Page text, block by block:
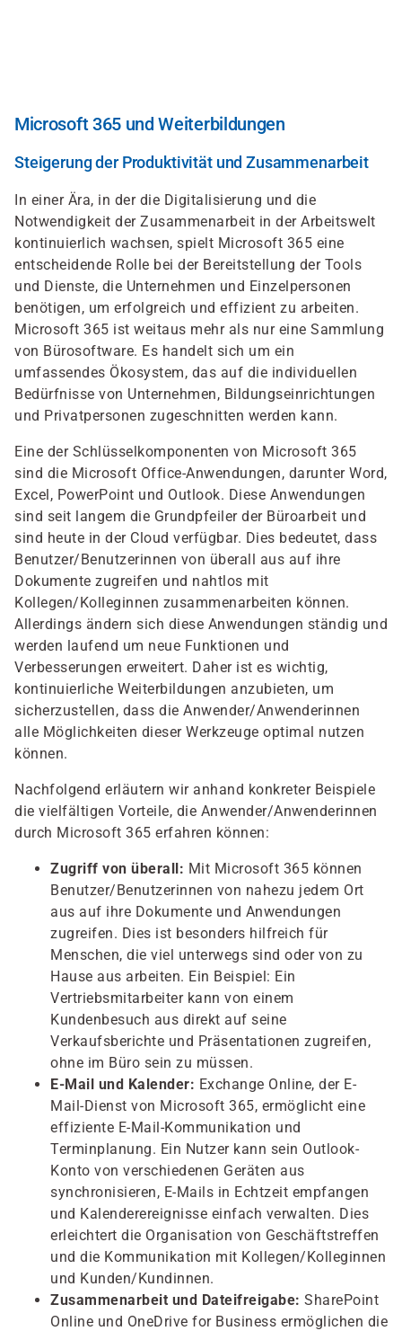
Microsoft 365 und Weiterbildungen
Steigerung der Produktivität und Zusammenarbeit
In einer Ära, in der die Digitalisierung und die
Notwendigkeit der Zusammenarbeit in der Arbeitswelt
kontinuierlich wachsen, spielt Microsoft 365 eine
entscheidende Rolle bei der Bereitstellung der Tools
und Dienste, die Unternehmen und Einzelpersonen
benötigen, um erfolgreich und effizient zu arbeiten.
Microsoft 365 ist weitaus mehr als nur eine Sammlung
von Bürosoftware. Es handelt sich um ein
umfassendes Ökosystem, das auf die individuellen
Bedürfnisse von Unternehmen, Bildungseinrichtungen
und Privatpersonen zugeschnitten werden kann.
Eine der Schlüsselkomponenten von Microsoft 365
sind die Microsoft Office-Anwendungen, darunter Word,
Excel, PowerPoint und Outlook. Diese Anwendungen
sind seit langem die Grundpfeiler der Büroarbeit und
sind heute in der Cloud verfügbar. Dies bedeutet, dass
Benutzer/Benutzerinnen von überall aus auf ihre
Dokumente zugreifen und nahtlos mit
Kollegen/Kolleginnen zusammenarbeiten können.
Allerdings ändern sich diese Anwendungen ständig und
werden laufend um neue Funktionen und
Verbesserungen erweitert. Daher ist es wichtig,
kontinuierliche Weiterbildungen anzubieten, um
sicherzustellen, dass die Anwender/Anwenderinnen
alle Möglichkeiten dieser Werkzeuge optimal nutzen
können.
Nachfolgend erläutern wir anhand konkreter Beispiele
die vielfältigen Vorteile, die Anwender/Anwenderinnen
durch Microsoft 365 erfahren können:
Zugriff von überall: Mit Microsoft 365 können
Benutzer/Benutzerinnen von nahezu jedem Ort
aus auf ihre Dokumente und Anwendungen
zugreifen. Dies ist besonders hilfreich für
Menschen, die viel unterwegs sind oder von zu
Hause aus arbeiten. Ein Beispiel: Ein
Vertriebsmitarbeiter kann von einem
Kundenbesuch aus direkt auf seine
Verkaufsberichte und Präsentationen zugreifen,
ohne im Büro sein zu müssen.
E-Mail und Kalender: Exchange Online, der E-
Mail-Dienst von Microsoft 365, ermöglicht eine
effiziente E-Mail-Kommunikation und
Terminplanung. Ein Nutzer kann sein Outlook-
Konto von verschiedenen Geräten aus
synchronisieren, E-Mails in Echtzeit empfangen
und Kalenderereignisse einfach verwalten. Dies
erleichtert die Organisation von Geschäftstreffen
und die Kommunikation mit Kollegen/Kolleginnen
und Kunden/Kundinnen.
Zusammenarbeit und Dateifreigabe: SharePoint
Online und OneDrive for Business ermöglichen die